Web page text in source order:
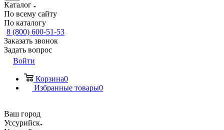
Каталог
По всему сайту
По каталогу
8 (800) 600-51-53
Заказать звонок
Задать вопрос
Войти
Корзина0
Избранные товары0
Ваш город
Уссурийск